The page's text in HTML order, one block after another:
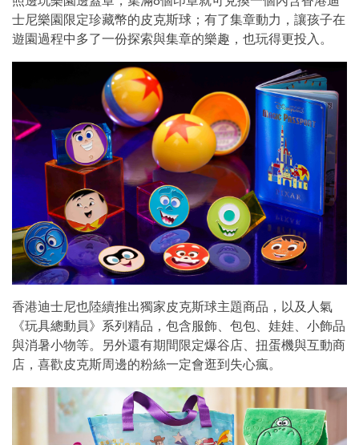
士尼樂園限定珍藏幣的皮克斯球；有了集章動力，讓孩子在
遊園過程中多了一份探索與集章的樂趣，也玩得更投入。
香港迪士尼也陸續推出獨家皮克斯球主題商品，以及人氣
《玩具總動員》系列精品，包含服飾、包包、娃娃、小飾品
與消暑小物等。另外還有期間限定爆谷店、扭蛋機與互動商
店，喜歡皮克斯周邊的粉絲一定會逛到失心瘋。